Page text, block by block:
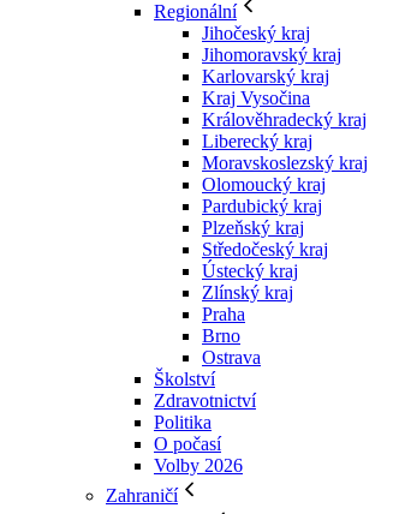
Regionální
Jihočeský kraj
Jihomoravský kraj
Karlovarský kraj
Kraj Vysočina
Králověhradecký kraj
Liberecký kraj
Moravskoslezský kraj
Olomoucký kraj
Pardubický kraj
Plzeňský kraj
Středočeský kraj
Ústecký kraj
Zlínský kraj
Praha
Brno
Ostrava
Školství
Zdravotnictví
Politika
O počasí
Volby 2026
Zahraničí